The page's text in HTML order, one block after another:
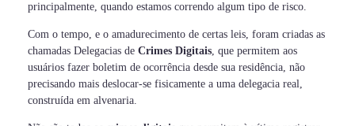
principalmente, quando estamos correndo algum tipo de risco.
Com o tempo, e o amadurecimento de certas leis, foram criadas as
chamadas Delegacias de Crimes Digitais, que permitem aos
usuários fazer boletim de ocorrência desde sua residência, não
precisando mais deslocar-se fisicamente a uma delegacia real,
construída em alvenaria.